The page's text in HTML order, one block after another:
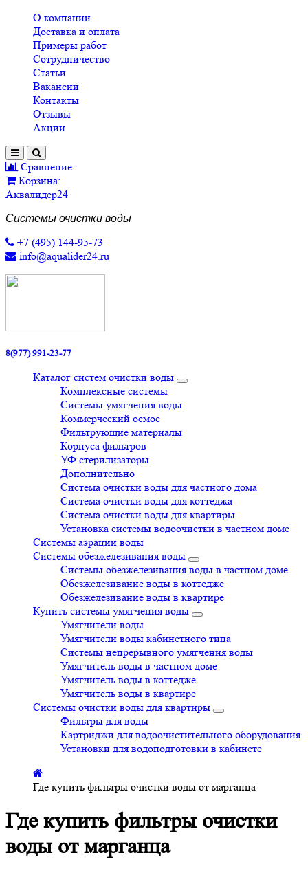
О компании
Доставка и оплата
Примеры работ
Сотрудничество
Статьи
Вакансии
Контакты
Отзывы
Акции
Сравнение:
Корзина:
Аквалидер24
Системы очистки воды
+7 (495) 144-95-73
info@aqualider24.ru
8(977) 991-23-77
Каталог систем очистки воды
Комплексные системы
Системы умягчения воды
Коммерческий осмос
Фильтрующие материалы
Корпуса фильтров
УФ стерилизаторы
Дополнительно
Система очистки воды для частного дома
Система очистки воды для коттеджа
Система очистки воды для квартиры
Установка системы водоочистки в частном доме
Системы аэрации воды
Системы обезжелезивания воды
Системы обезжелезивания воды в частном доме
Обезжелезивание воды в коттедже
Обезжелезивание воды в квартире
Купить системы умягчения воды
Умягчители воды
Умягчители воды кабинетного типа
Системы непрерывного умягчения воды
Умягчитель воды в частном доме
Умягчитель воды в коттедже
Умягчитель воды в квартире
Системы очистки воды для квартиры
Фильтры для воды
Картриджи для водоочистительного оборудования
Установки для водоподготовки в кабинете
Где купить фильтры очистки воды от марганца
Где купить фильтры очистки
воды от марганца